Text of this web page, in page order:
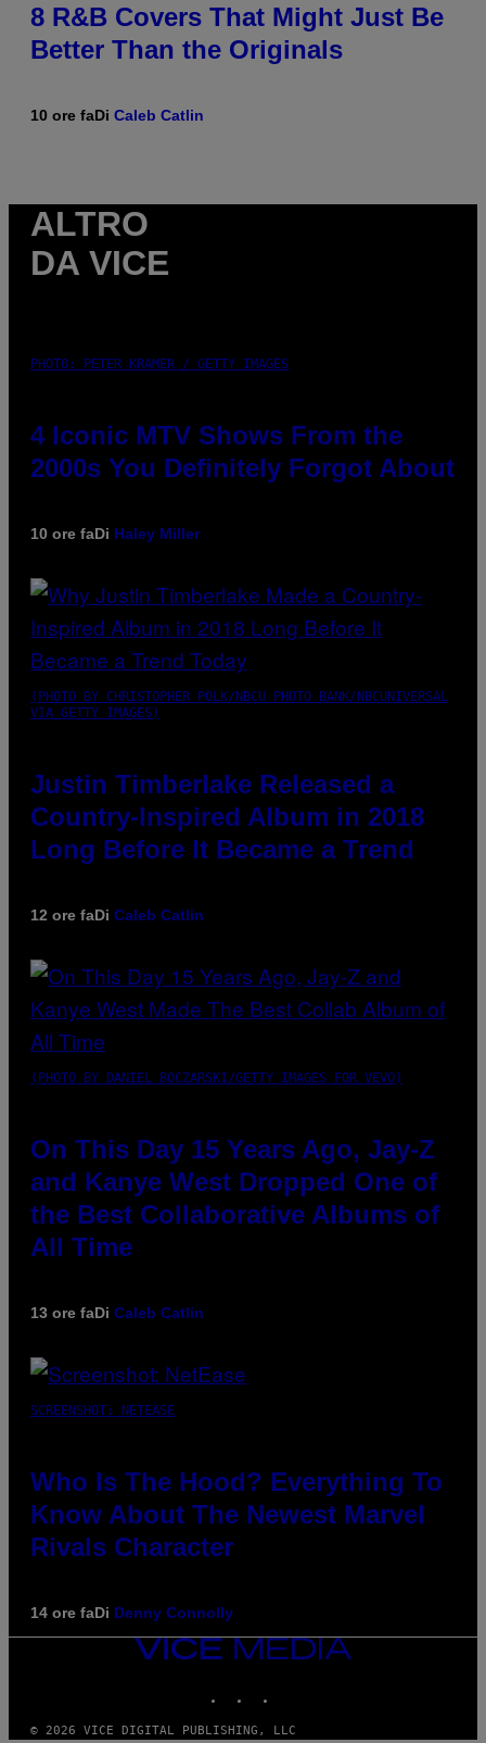
8 R&B Covers That Might Just Be
Better Than the Originals
10 ore faDi Caleb Catlin
ALTRO
DA VICE
PHOTO: PETER KRAMER / GETTY IMAGES
4 Iconic MTV Shows From the
2000s You Definitely Forgot About
10 ore faDi Haley Miller
(PHOTO BY CHRISTOPHER POLK/NBCU PHOTO BANK/NBCUNIVERSAL
VIA GETTY IMAGES)
Justin Timberlake Released a
Country-Inspired Album in 2018
Long Before It Became a Trend
12 ore faDi Caleb Catlin
(PHOTO BY DANIEL BOCZARSKI/GETTY IMAGES FOR VEVO)
On This Day 15 Years Ago, Jay-Z
and Kanye West Dropped One of
the Best Collaborative Albums of
All Time
13 ore faDi Caleb Catlin
SCREENSHOT: NETEASE
Who Is The Hood? Everything To
Know About The Newest Marvel
Rivals Character
14 ore faDi Denny Connolly
VICE
© 2026 VICE DIGITAL PUBLISHING, LLC